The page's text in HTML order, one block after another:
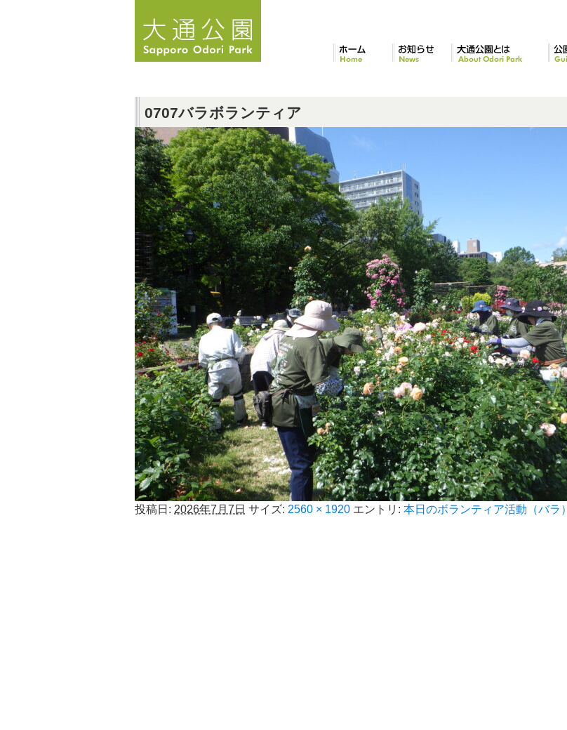
0707バラボランティア
投稿日: 2026年7月7日 サイズ: 2560 × 1920 エントリ: 本日のボランティア活動（バラ）